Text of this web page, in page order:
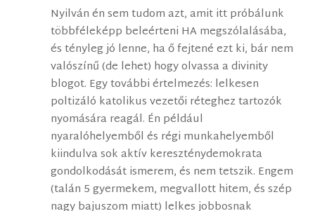
Nyilván én sem tudom azt, amit itt próbálunk
többféleképp beleérteni HA megszólalásába,
és tényleg jó lenne, ha ő fejtené ezt ki, bár nem
valószínű (de lehet) hogy olvassa a divinity
blogot. Egy további értelmezés: lelkesen
poltizáló katolikus vezetői réteghez tartozók
nyomására reagál. Én például
nyaralóhelyemből és régi munkahelyemből
kiindulva sok aktív kereszténydemokrata
gondolkodását ismerem, és nem tetszik. Engem
(talán 5 gyermekem, megvallott hitem, és szép
nagy bajuszom miatt) lelkes jobbosnak